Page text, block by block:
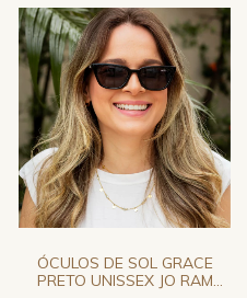
ÓCULOS DE SOL GRACE
PRETO UNISSEX JO RAM